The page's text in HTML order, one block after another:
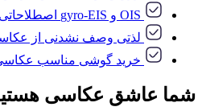
لذتی وصف نشدنی از عکاسی
خرید گوشی مناسب
شما عاشق عکاسی